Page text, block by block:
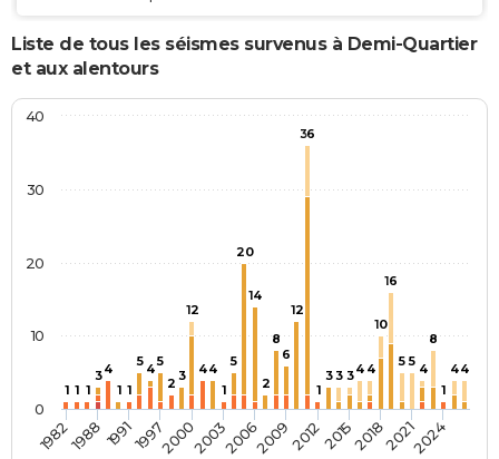
Liste de tous les séismes survenus à Demi-Quartier
et aux alentours
1 1 1
34
1 1
5 45
2 3
12
44
1
5
20
14
2
8
6
12
36
1
33 34 4
10
16
55 4
8
1
44
1982198819911997200020032006200920122015201820212024
0
10
20
30
40